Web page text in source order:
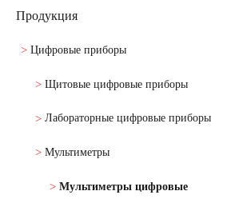
Продукция
Цифровые приборы
Щитовые цифровые приборы
Лабораторные цифровые приборы
Мультиметры
Мультиметры цифровые